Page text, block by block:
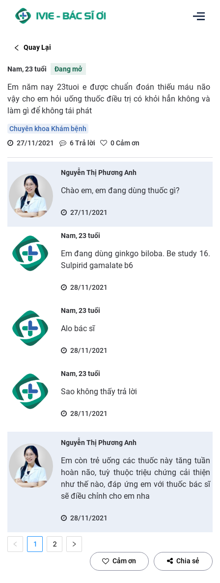
Quay Lại
Nam, 23 tuổi Đang mở
Em năm nay 23tuoi e được chuẩn đoán thiếu máu não
vậy cho em hỏi uống thuốc điều trị có khỏi hẳn không và
làm gì để không tái phát
Chuyên khoa Khám bệnh
27/11/2021
6Trả lời 0Cảm ơn
Nguyễn Thị Phương Anh
Chào em, em đang dùng thuốc gì?
27/11/2021
Nam, 23 tuổi
Em đang dùng ginkgo biloba. Be study 16.
Sulpirid gamalate b6
28/11/2021
Nam, 23 tuổi
Alo bác sĩ
28/11/2021
Nam, 23 tuổi
Sao không thấy trả lời
28/11/2021
Nguyễn Thị Phương Anh
Em còn trẻ uống các thuốc này tăng tuần
hoàn não, tuỳ thuộc triệu chứng cải thiện
như thế nào, đáp ứng em với thuốc bác sĩ
sẽ điều chỉnh cho em nha
28/11/2021
1 2
Cảm ơn Chia sẻ